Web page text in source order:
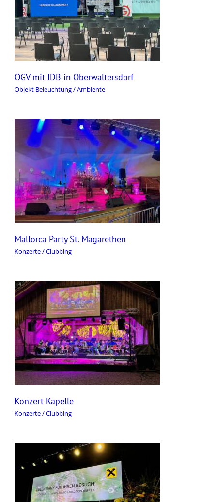
ÖGV mit JDB in Oberwaltersdorf
Objekt Beleuchtung / Ambiente
Mallorca Party St. Magarethen
Konzerte / Clubbing
Konzert Kapelle
Konzerte / Clubbing